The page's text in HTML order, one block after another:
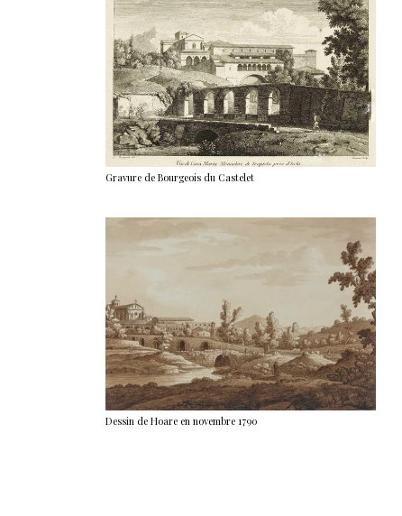
Gravure de Bourgeois du Castelet
Dessin de Hoare en novembre 1790